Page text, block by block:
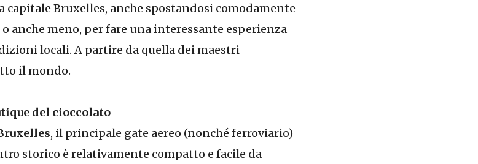
Bruxelles, anche spostandosi comodamente
anche meno, per fare una interessante esperienza
locali. A partire da quella dei maestri
il mondo.
del cioccolato
, il principale gate aereo (nonché ferroviario)
storico è relativamente compatto e facile da